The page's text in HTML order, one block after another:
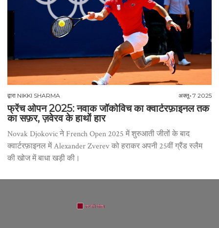
द्वारा NIKKI SHARMA अक्तू॰ 7 2025
फ्रेंच ओपन 2025: नवाक जॉकोविच का क्वार्टरफ़ाइनल तक
का सफ़र, ज़वेरव के हाथों हार
Novak Djokovic ने French Open 2025 में शुरुआती जीतों के बाद
क्वार्टरफ़ाइनल में Alexander Zverev को हराकर अपनी 25वीं ग्रैंड स्लैम
की खोज में बाधा खड़ी की।